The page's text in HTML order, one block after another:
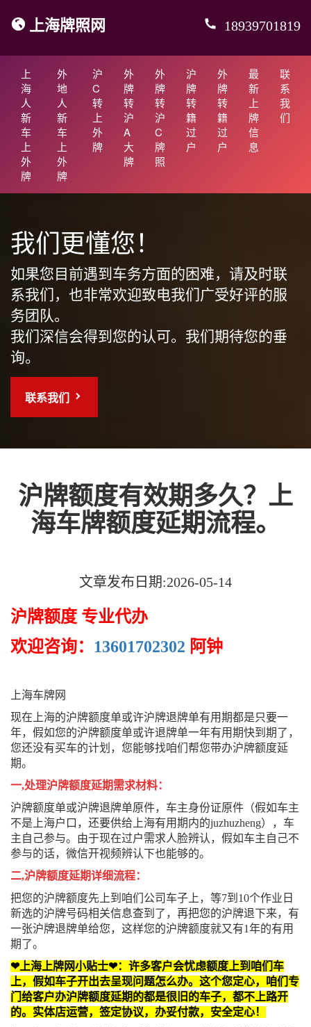
上海牌照网 18939701819
上
海
人
新
车
上
外
牌
外
地
人
新
车
上
外
牌
沪
C
转
上
外
牌
外
牌
转
沪
A
大
牌
外
牌
转
沪
C
牌
照
沪
牌
转
籍
过
户
外
牌
转
籍
过
户
最
新
上
牌
信
息
联
系
我
们
我们更懂您！
如果您目前遇到车务方面的困难，请及时联
系我们，也非常欢迎致电我们广受好评的服
务团队。
我们深信会得到您的认可。我们期待您的垂
询。
联系我们
沪牌额度有效期多久？上
海车牌额度延期流程。
文章发布日期:2026-05-14
沪牌额度 专业代办
欢迎咨询： 13601702302 阿钟
上海车牌网
现在上海的沪牌额度单或许沪牌退牌单有用期都是只要一
年，假如您的沪牌额度单或许退牌单一年有用期快到期了，
您还没有买车的计划，您能够找咱们帮您带办沪牌额度延
期。
一,处理沪牌额度延期需求材料：
沪牌额度单或沪牌退牌单原件，车主身份证原件（假如车主
不是上海户口，还要供给上海有用期内的juzhuzheng），车
主自己参与。由于现在过户需求人脸辨认，假如车主自己不
参与的话，微信开视频辨认下也能够的。
二,沪牌额度延期详细流程：
把您的沪牌额度先上到咱们公司车子上，等7到10个作业日
新选的沪牌号码相关信息查到了，再把您的沪牌退下来，有
一张沪牌退牌单给您，这样您的沪牌额度就又有1年的有用
期了。
❤上海上牌网小贴士❤：许多客户会忧虑额度上到咱们车
上，假如车子开出去呈现问题怎么办。这个您定心，咱们专
门给客户办沪牌额度延期的都是很旧的车子，都不上路开
的。实体店运营，签定协议，办妥付款，安全定心！